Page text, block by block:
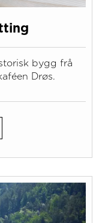
bygg frå
Drøs.